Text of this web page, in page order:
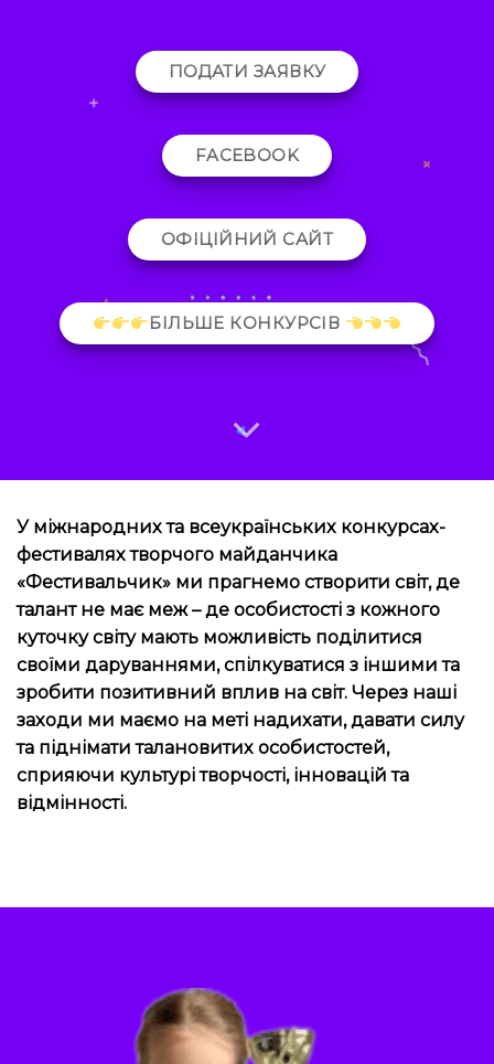
ПОДАТИ ЗАЯВКУ
FACEBOOK
ОФІЦІЙНИЙ САЙТ
БІЛЬШЕ КОНКУРСІВ
У міжнародних та всеукраїнських конкурсах-
фестивалях творчого майданчика
«Фестивальчик» ми прагнемо створити світ, де
талант не має меж – де особистості з кожного
куточку світу мають можливість поділитися
своїми даруваннями, спілкуватися з іншими та
зробити позитивний вплив на світ. Через наші
заходи ми маємо на меті надихати, давати силу
та піднімати талановитих особистостей,
сприяючи культурі творчості, інновацій та
відмінності.